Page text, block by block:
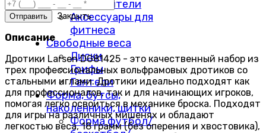
Утяжелители
Аксессуары для
фитнеса
Свободные веса
Диски
Грифы
Гантели
Форма, бутсы,
наколенники, щитки
Форма футбол/
Закрыть
Описание
Дротики Larsen DG81425 - это качественный набор из
трех профессиональных вольфрамовых дротиков со
стальными иглами. Дротики идеально подходят как
для профессионалов, так и для начинающих игроков,
помогая легко освоиться в механике броска. Подходят
для игры на различных мишенях и обладают
легкостью веса, 18 грамм (без оперения и хвостовика),